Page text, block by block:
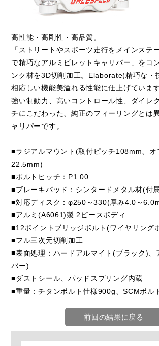
高性能・高剛性・高品質。
「ストリートやスポーツ走行をメインステ
で精巧なアルミビレットキャリパー」をコ
ンク材を3D切削加工。Elaborate(精巧な・
相応しい機能美溢れる性能に仕上げています
強い制動力、高いコントロール性、ダイレ
チにこだわった、純正のフィーリングとは
ャリパーです。
■ラジアルマウント(取付ピッチ108mm、オ
22.5mm)
■ボルトピッチ：P1.00
■ブレーキパッド：シンタードメタル材(付
■対応ディスク：φ250～330(厚み4.0～
■アルミ(A6061)製 2ピースボディ
■12ポイントブリッジボルト(ワイヤリング
■フル三次元切削加工
■表面処理：ハードアルマイト(ブラック)、
バー)
■ダストシール、パッドスプリング内蔵
■重量：チタンボルト仕様900g、SCMボル
前回の結果に戻る